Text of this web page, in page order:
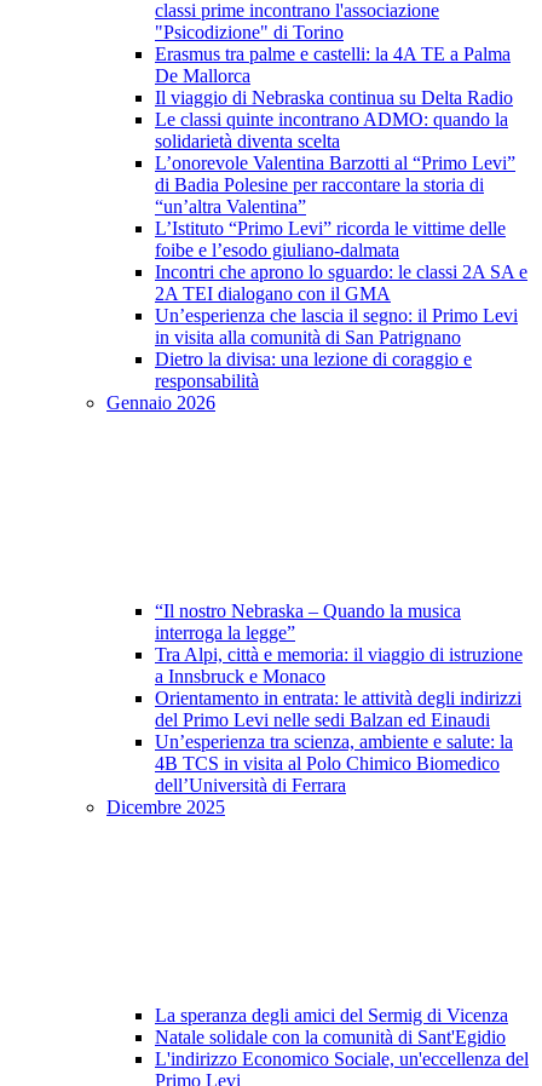
classi prime incontrano l'associazione
"Psicodizione" di Torino
Erasmus tra palme e castelli: la 4A TE a Palma
De Mallorca
Il viaggio di Nebraska continua su Delta Radio
Le classi quinte incontrano ADMO: quando la
solidarietà diventa scelta
L’onorevole Valentina Barzotti al “Primo Levi”
di Badia Polesine per raccontare la storia di
“un’altra Valentina”
L’Istituto “Primo Levi” ricorda le vittime delle
foibe e l’esodo giuliano-dalmata
Incontri che aprono lo sguardo: le classi 2A SA e
2A TEI dialogano con il GMA
Un’esperienza che lascia il segno: il Primo Levi
in visita alla comunità di San Patrignano
Dietro la divisa: una lezione di coraggio e
responsabilità
Gennaio 2026
“Il nostro Nebraska – Quando la musica
interroga la legge”
Tra Alpi, città e memoria: il viaggio di istruzione
a Innsbruck e Monaco
Orientamento in entrata: le attività degli indirizzi
del Primo Levi nelle sedi Balzan ed Einaudi
Un’esperienza tra scienza, ambiente e salute: la
4B TCS in visita al Polo Chimico Biomedico
dell’Università di Ferrara
Dicembre 2025
La speranza degli amici del Sermig di Vicenza
Natale solidale con la comunità di Sant'Egidio
L'indirizzo Economico Sociale, un'eccellenza del
Primo Levi